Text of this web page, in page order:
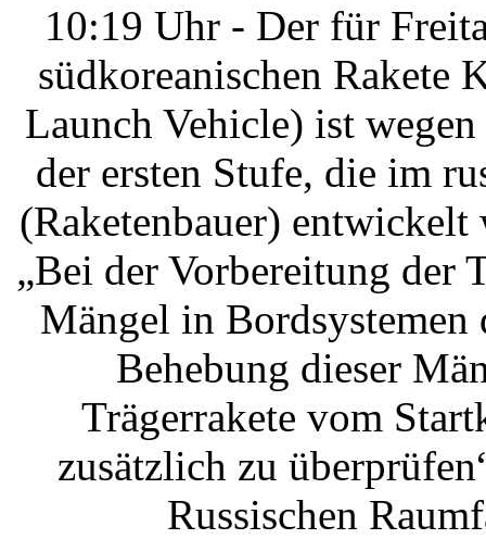
10:19 Uhr - Der für
südkoreanischen Rakete
Launch Vehicle) ist
der ersten Stufe, die im
(Raketenbauer)
„Bei der Vorbereitung der
Mängel in Bordsystemen
Behebung dieser
Trägerrakete vom
zusätzlich zu
Russischen